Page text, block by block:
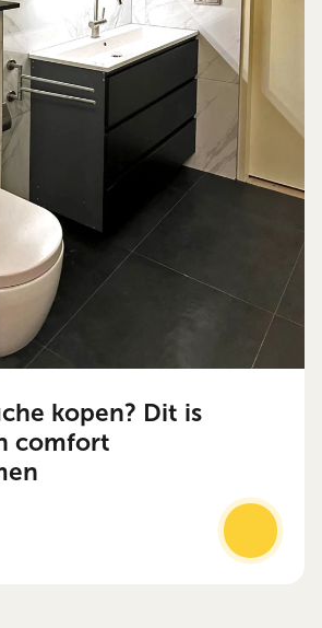
kopen? Dit is
comfort